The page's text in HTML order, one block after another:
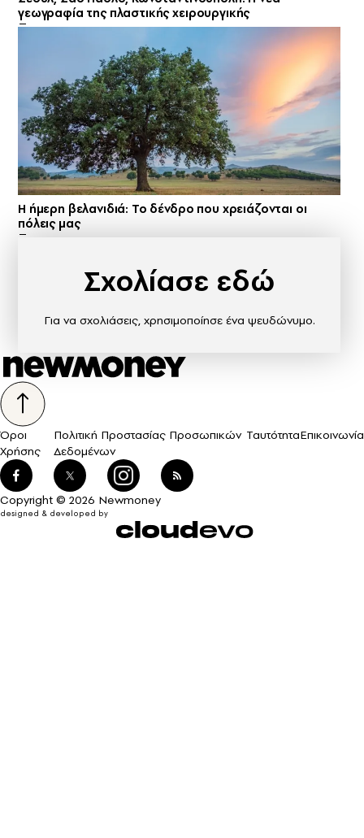
γεωγραφία της πλαστικής χειρουργικής
Η ήμερη βελανιδιά: Το δένδρο που χρειάζονται οι
πόλεις μας
Σχολίασε εδώ
Για να σχολιάσεις, χρησιμοποίησε ένα ψευδώνυμο.
Όροι
Χρήσης
Πολιτική Προστασίας Προσωπικών
Δεδομένων
ΤαυτότηταΕπικοινωνία
Copyright © 2026 Newmoney
designed & developed by